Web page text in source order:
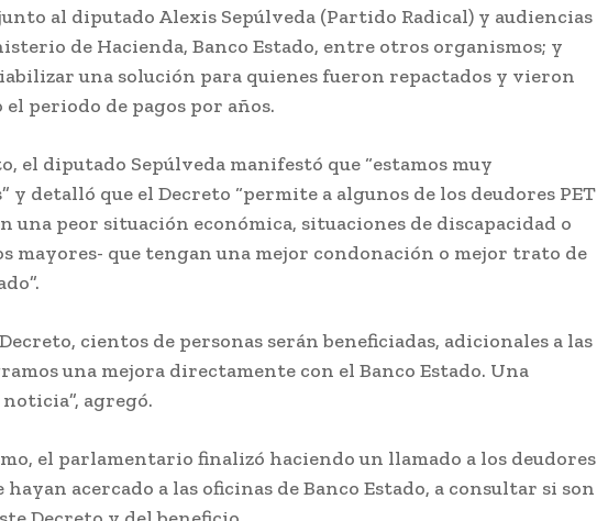
al diputado Alexis Sepúlveda (Partido Radical) y audiencias
de Hacienda, Banco Estado, entre otros organismos; y
una solución para quienes fueron repactados y vieron
periodo de pagos por años.
el diputado Sepúlveda manifestó que “estamos muy
y detalló que el Decreto “permite a algunos de los deudores PET
una peor situación económica, situaciones de discapacidad o
mayores- que tengan una mejor condonación o mejor trato de
cientos de personas serán beneficiadas, adicionales a las
una mejora directamente con el Banco Estado. Una
agregó.
el parlamentario finalizó haciendo un llamado a los deudores
hayan acercado a las oficinas de Banco Estado, a consultar si son